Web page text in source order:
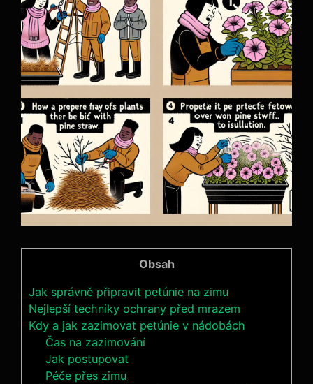
Obsah
Jak správně připravit petúnie na zimu
Nejlepší techniky ochrany před mrazem
Kdy a jak zazimovat petúnie v nádobách
Čas na zazimování
Jak postupovat
Péče přes zimu